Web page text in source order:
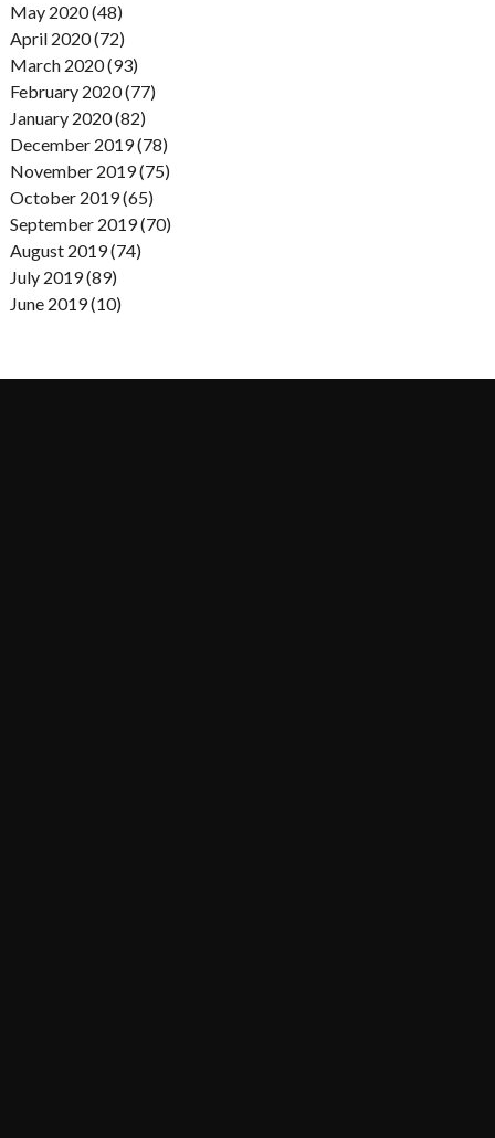
May 2020 (48)
April 2020 (72)
March 2020 (93)
February 2020 (77)
January 2020 (82)
December 2019 (78)
November 2019 (75)
October 2019 (65)
September 2019 (70)
August 2019 (74)
July 2019 (89)
June 2019 (10)